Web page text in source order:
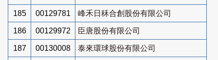
185 00129781 峰禾日秝合創股份有限公司
186 00129972 臣唐股份有限公司
187 00130008 泰來環球股份有限公司